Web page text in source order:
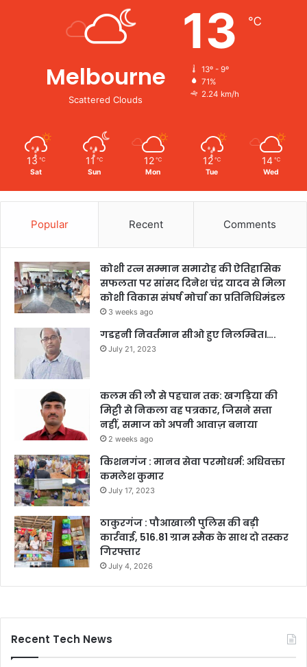
Melbourne
Scattered Clouds
13 ℃
13º - 9º
71%
2.24 km/h
13 ℃
Sat
11 ℃
Sun
12 ℃
Mon
12 ℃
Tue
14 ℃
Wed
Popular Recent Comments
कोशी रत्न सम्मान समारोह की ऐतिहासिक
सफलता पर सांसद दिनेश चंद्र यादव से मिला
कोशी विकास संघर्ष मोर्चा का प्रतिनिधिमंडल
3 weeks ago
गडहनी निवर्तमान सीओ हुए निलम्बित।….
July 21, 2023
कलम की लौ से पहचान तक: खगड़िया की
मिट्टी से निकला वह पत्रकार, जिसने सत्ता
नहीं, समाज को अपनी आवाज़ बनाया
2 weeks ago
किशनगंज : मानव सेवा परमोधर्म: अधिवक्ता
कमलेश कुमार
July 17, 2023
ठाकुरगंज : पौआखाली पुलिस की बड़ी
कार्रवाई, 516.81 ग्राम स्मैक के साथ दो तस्कर
गिरफ्तार
July 4, 2026
Recent Tech News